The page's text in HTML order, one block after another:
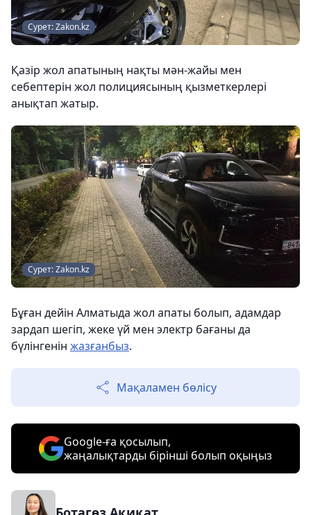
Сурет: Zakon.kz
Қазір жол апатының нақты мән-жайы мен
себептерін жол полициясының қызметкерлері
анықтап жатыр.
Сурет: Zakon.kz
Бұған дейін Алматыда жол апаты болып, адамдар
зардап шегіп, жеке үй мен электр бағаны да
бүлінгенін жазғанбыз.
Мақаламен бөлісу
Google-ға қосылып,
жаңалықтарды бірінші болып оқыңыз